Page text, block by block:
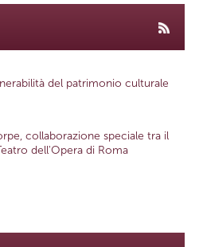
del patrimonio culturale
collaborazione speciale tra il
dell'Opera di Roma